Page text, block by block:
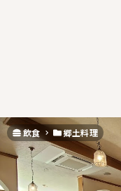
飲食 郷土料理